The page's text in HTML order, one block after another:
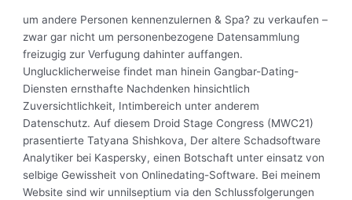
um andere Personen kennenzulernen & Spa? zu verkaufen –
zwar gar nicht um personenbezogene Datensammlung
freizugig zur Verfugung dahinter auffangen.
Unglucklicherweise findet man hinein Gangbar-Dating-
Diensten ernsthafte Nachdenken hinsichtlich
Zuversichtlichkeit, Intimbereich unter anderem
Datenschutz. Auf diesem Droid Stage Congress (MWC21)
prasentierte Tatyana Shishkova, Der altere Schadsoftware
Analytiker bei Kaspersky, einen Botschaft unter einsatz von
selbige Gewissheit von Onlinedating-Software. Bei meinem
Website sind wir unnilseptium via den Schlussfolgerungen